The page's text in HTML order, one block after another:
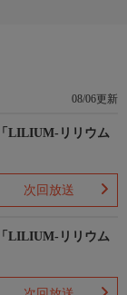
08/06更新
LILIUM-リリウム
次回放送
LILIUM-リリウム